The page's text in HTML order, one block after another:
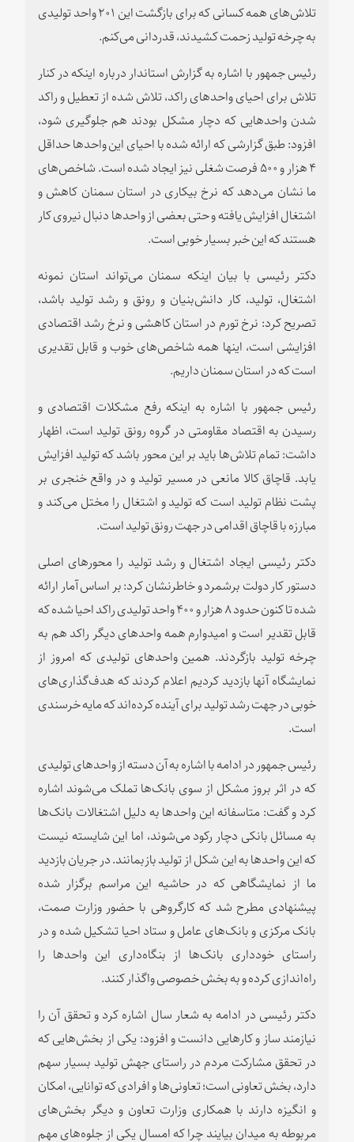
تلاش‌های همه کسانی که برای بازگشت این ۲۰۱ واحد تولیدی
به چرخه تولید زحمت کشیدند، قدردانی می‌کنم.
رئیس جمهور با اشاره به گزارش استاندار درباره اینکه در کنار
تلاش برای احیای واحدهای راکد، تلاش شده از تعطیل و راکد
شدن واحدهایی که دچار مشکل بودند هم جلوگیری شود،
افزود: طبق گزارشی که ارائه شده با احیای این واحدها حداقل
۴ هزار و ۵۰۰ فرصت شغلی نیز ایجاد شده است. شاخص‌های
ما نشان می‌دهد که نرخ بیکاری در استان سمنان کاهش و
اشتغال افزایش یافته و حتی بعضی از واحدها دنبال نیروی کار
هستند که این خبر بسیار خوبی است.
دکتر رئیسی با بیان اینکه سمنان می‌تواند استان نمونه
اشتغال، تولید، کار دانش‌بنیان و رونق و رشد تولید باشد،
تصریح کرد: نرخ تورم در استان کاهشی و نرخ رشد اقتصادی
افزایشی است، اینها همه شاخص‌های خوب و قابل تقدیری
است که در استان سمنان داریم.
رئیس جمهور با اشاره به اینکه رفع مشکلات اقتصادی و
رسیدن به اقتصاد مقاومتی در گروه رونق تولید است، اظهار
داشت: تمام تلاش‌ها باید بر این محور باشد که تولید افزایش
یابد. قاچاق کالا مانعی در مسیر تولید و در واقع خنجری بر
پشت نظام تولید است که تولید و اشتغال را مختل می‌کند و
مبارزه با قاچاق اقدامی در جهت رونق تولید است.
دکتر رئیسی ایجاد اشتغال و رشد تولید را محورهای اصلی
دستور کار دولت برشمرد و خاطرنشان کرد: بر اساس آمار ارائه
شده تا کنون حدود ۸ هزار و ۴۰۰ واحد تولیدی راکد احیا شده که
قابل تقدیر است و امیدوارم همه واحدهای دیگر راکد هم به
چرخه تولید بازگردند. همین واحدهای تولیدی که امروز از
نمایشگاه آنها بازدید کردیم اعلام کردند که هدف‌گذاری‌های
خوبی در جهت رشد تولید برای آینده کرده‌اند که مایه خرسندی
است.
رئیس جمهور در ادامه با اشاره به آن دسته از واحدهای تولیدی
که در اثر بروز مشکل از سوی بانک‌ها تملک می‌شوند اشاره
کرد و گفت: متاسفانه این واحدها به دلیل اشتغالات بانک‌ها
به مسائل بانکی دچار رکود می‌شوند، اما این شایسته نیست
که این واحدها به این شکل از تولید بازبمانند. در جریان بازدید
ما از نمایشگاهی که در حاشیه این مراسم برگزار شده
پیشنهادی مطرح شد که کارگروهی با حضور وزارت صمت،
بانک مرکزی و بانک‌های عامل و ستاد احیا تشکیل شده و در
راستای خودداری بانک‌ها از بنگاه‌داری این واحدها را
راه‌اندازی کرده و به بخش خصوصی واگذار کنند.
دکتر رئیسی در ادامه به شعار سال اشاره کرد و تحقق آن را
نیازمند ساز و کارهایی دانست و افزود: یکی از بخش‌هایی که
در تحقق مشارکت مردم در راستای جهش تولید بسیار سهم
دارد،‌ بخش تعاونی است؛ تعاونی‌ها و افرادی که توانایی، امکان
و انگیزه دارند با همکاری وزارت تعاون و دیگر بخش‌های
مربوطه به میدان بیایند چرا که امسال یکی از جلوه‌های مهم